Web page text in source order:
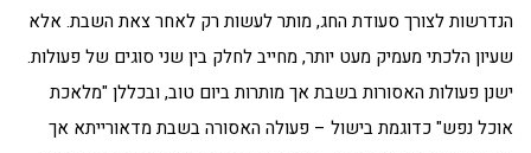
הנדרשות לצורך סעודת החג, מותר לעשות רק לאחר צאת השבת. אלא
שעיון הלכתי מעמיק מעט יותר, מחייב לחלק בין שני סוגים של פעולות.
ישנן פעולות האסורות בשבת אך מותרות ביום טוב, ובכללן "מלאכת
אוכל נפש" כדוגמת בישול – פעולה האסורה בשבת מדאורייתא אך